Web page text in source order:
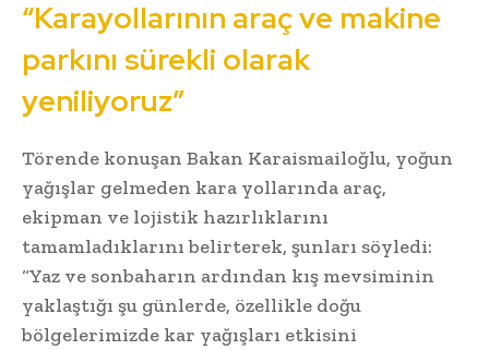
“Karayollarının araç ve makine
parkını sürekli olarak
yeniliyoruz”
Törende konuşan Bakan Karaismailoğlu, yoğun
yağışlar gelmeden kara yollarında araç,
ekipman ve lojistik hazırlıklarını
tamamladıklarını belirterek, şunları söyledi:
“Yaz ve sonbaharın ardından kış mevsiminin
yaklaştığı şu günlerde, özellikle doğu
bölgelerimizde kar yağışları etkisini